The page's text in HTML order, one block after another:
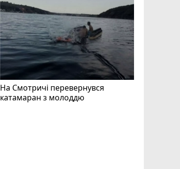
На Смотричі перевернувся
катамаран з молоддю